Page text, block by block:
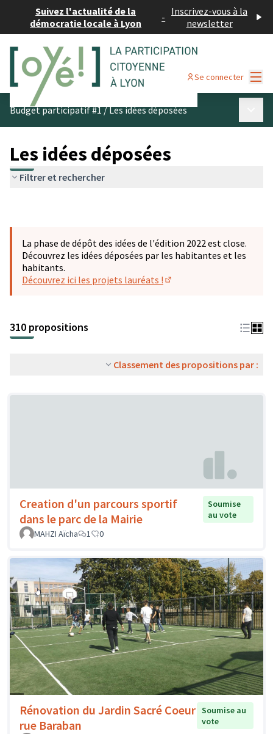
Suivez l'actualité de la
démocratie locale à Lyon
- Inscrivez-vous à la
newsletter
Se connecter
Budget participatif #1/Les idées déposées
Les idées déposées
Filtrer et rechercher
La phase de dépôt des idées de l'édition 2022 est close.
Découvrez les idées déposées par les habitantes et les
habitants.
Découvrez ici les projets lauréats !
310 propositions
Classement des propositions par :
Creation d'un parcours sportif
dans le parc de la Mairie
Soumise
au vote
MAHZI Aïcha
1 0
Rénovation du Jardin Sacré Coeur
rue Baraban
Soumise au
vote